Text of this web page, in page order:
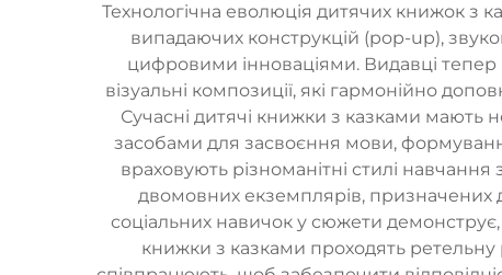
Технологічна еволюція дитячих книжок з
випадаючих конструкцій (pop-up),
цифровими інноваціями. Видавці
візуальні композиції, які гармонійно
Сучасні дитячі книжки з казками
засобами для засвоєння мови,
враховують різноманітні стилі
двомовних екземплярів, призначених
соціальних навичок у сюжети демонструє,
книжки з казками проходять ретельну